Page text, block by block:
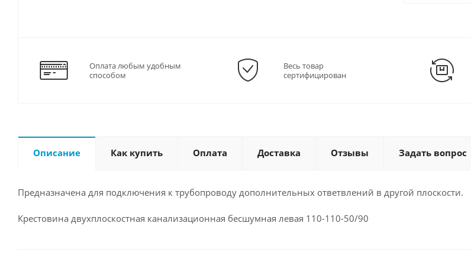
Оплата любым удобным
способом
Весь товар
сертифицирован
Описание Как купить Оплата Доставка Отзывы Задать вопрос
Предназначена для подключения к трубопроводу дополнительных ответвлений в другой плоскости.
Крестовина двухплоскостная канализационная бесшумная левая 110-110-50/90